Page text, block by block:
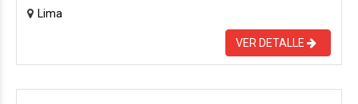
Lima
VER DETALLE